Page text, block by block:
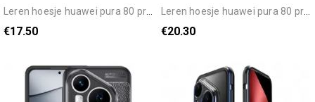
leren hoesje huawei pura 80 pro opvallend imitatieleer bescherming hoesje
€17.50
leren hoesje huawei pura 80 pro afneembare hoes caseneo bescherming hoesje
€20.30